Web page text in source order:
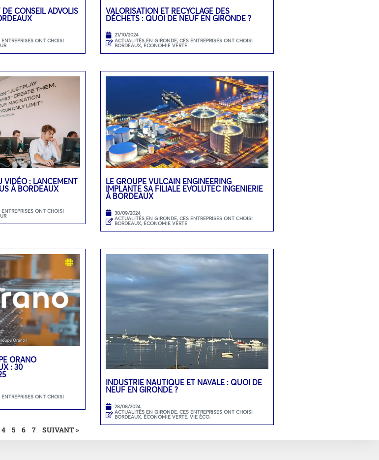
CONSEIL ADVOLIS
ENTREPRISES ONT CHOISI
VALORISATION ET RECYCLAGE DES
DÉCHETS : QUOI DE NEUF EN GIRONDE ?
21/10/2024
ACTUALITÉS EN GIRONDE, CES ENTREPRISES ONT CHOISI
BORDEAUX, ÉCONOMIE VERTE
VIDÉO : LANCEMENT
À BORDEAUX
ENTREPRISES ONT CHOISI
LE GROUPE VULCAIN ENGINEERING
IMPLANTE SA FILIALE EVOLUTEC INGENIERIE
À BORDEAUX
30/09/2024
ACTUALITÉS EN GIRONDE, CES ENTREPRISES ONT CHOISI
BORDEAUX, ÉCONOMIE VERTE
ORANO
: 30
ENTREPRISES ONT CHOISI
INDUSTRIE NAUTIQUE ET NAVALE : QUOI DE
NEUF EN GIRONDE ?
28/08/2024
ACTUALITÉS EN GIRONDE, CES ENTREPRISES ONT CHOISI
BORDEAUX, ÉCONOMIE VERTE, VIE ÉCO.
4 5 6 7 SUIVANT »